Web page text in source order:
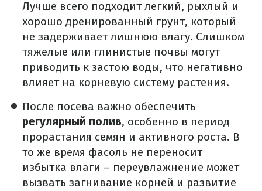
Лучше всего подходит легкий, рыхлый и
хорошо дренированный грунт, который
не задерживает лишнюю влагу. Слишком
тяжелые или глинистые почвы могут
приводить к застою воды, что негативно
влияет на корневую систему растения.
После посева важно обеспечить
регулярный полив, особенно в период
прорастания семян и активного роста. В
то же время фасоль не переносит
избытка влаги – переувлажнение может
вызвать загнивание корней и развитие